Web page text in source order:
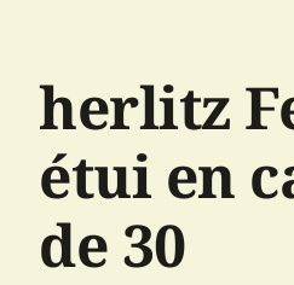
herlitz
étui en
de 30